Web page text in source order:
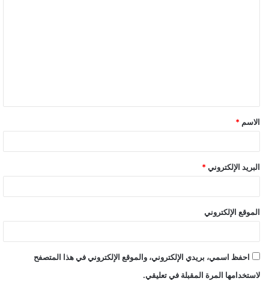
ق
*
الاسم *
البريد الإلكتروني *
الموقع الإلكتروني
احفظ اسمي، بريدي الإلكتروني، والموقع الإلكتروني في هذا المتصفح
لاستخدامها المرة المقبلة في تعليقي.